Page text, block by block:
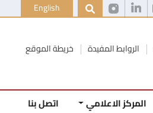
English
الروابط المفيدة خريطة الموقع
المركز الاعلامي اتصل بنا